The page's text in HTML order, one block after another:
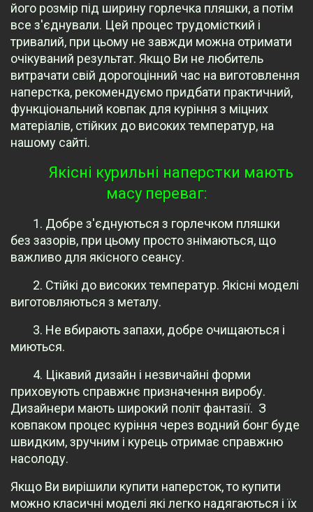
його розмір під ширину горлечка пляшки, а потім
все з'єднували. Цей процес трудомісткий і
тривалий, при цьому не завжди можна отримати
очікуваний результат. Якщо Ви не любитель
витрачати свій дорогоцінний час на виготовлення
наперстка, рекомендуємо придбати практичний,
функціональний ковпак для куріння з міцних
матеріалів, стійких до високих температур, на
нашому сайті.
Якісні курильні наперстки мають
масу переваг:
1. Добре з'єднуються з горлечком пляшки
без зазорів, при цьому просто знімаються, що
важливо для якісного сеансу.
2. Стійкі до високих температур. Якісні моделі
виготовляються з металу.
3. Не вбирають запахи, добре очищаються і
миються.
4. Цікавий дизайн і незвичайні форми
приховують справжнє призначення виробу.
Дизайнери мають широкий політ фантазії. З
ковпаком процес куріння через водний бонг буде
швидким, зручним і курець отримає справжню
насолоду.
Якщо Ви вирішили купити наперсток, то купити
можно класичні моделі які легко надягаються і їх